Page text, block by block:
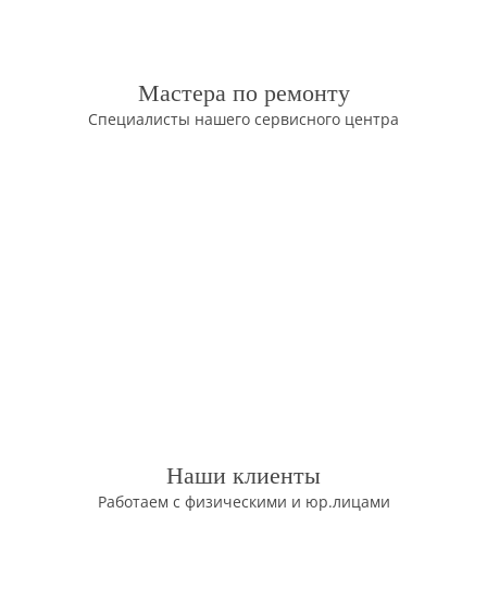
Мастера по ремонту
Специалисты нашего сервисного центра
Наши клиенты
Работаем с физическими и юр.лицами